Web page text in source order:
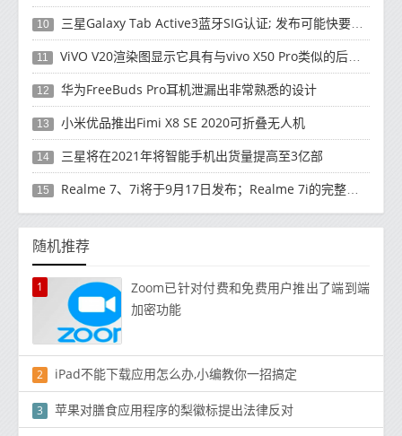
10 三星Galaxy Tab Active3蓝牙SIG认证; 发布可能快要结束了
11 ViVO V20渲染图显示它具有与vivo X50 Pro类似的后部设计
12 华为FreeBuds Pro耳机泄漏出非常熟悉的设计
13 小米优品推出Fimi X8 SE 2020可折叠无人机
14 三星将在2021年将智能手机出货量提高至3亿部
15 Realme 7、7i将于9月17日发布；Realme 7i的完整规格并导致泄漏
随机推荐
1
Zoom已针对付费和免费用户推出了端到端
加密功能
2 iPad不能下载应用怎么办,小编教你一招搞定
3 苹果对膳食应用程序的梨徽标提出法律反对